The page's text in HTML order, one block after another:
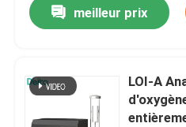
meilleur prix
LOI-A